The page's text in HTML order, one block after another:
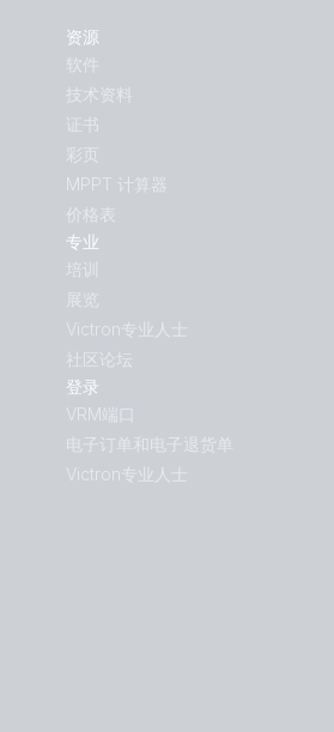
资源
软件
技术资料
证书
彩页
MPPT 计算器
价格表
专业
培训
展览
Victron专业人士
社区论坛
登录
VRM端口
电子订单和电子退货单
Victron专业人士